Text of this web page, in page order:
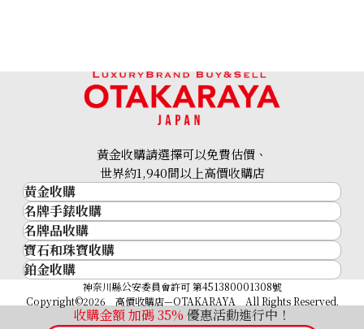
收購金額 加碼35% 優惠活動進行中！
黃金收購請選擇可以免費估價、
世界約1,940間以上高價收購店
黃金收購
黃金･金條
金條
金幣及銀幣
過去十年黃金價格
金飾
名牌手錶收購
名牌手錶收購
勞力士 (Rolex)
Patek Philippe
Audemars Piguet
Vacheron Constantin
名牌品收購
名牌品收購
HERMES
LOUIS VUITTON
CHANEL
寶石和珠寶收購
寶石和珠寶
祖母綠
鉑金收購
神奈川縣公安委員會許可 第451380001308號
Copyright©2026 高價收購店—OTAKARAYA All Rights Reserved.